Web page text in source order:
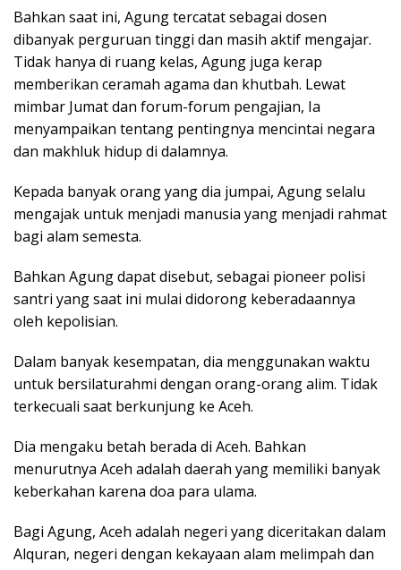
Bahkan saat ini, Agung tercatat sebagai dosen
dibanyak perguruan tinggi dan masih aktif mengajar.
Tidak hanya di ruang kelas, Agung juga kerap
memberikan ceramah agama dan khutbah. Lewat
mimbar Jumat dan forum-forum pengajian, Ia
menyampaikan tentang pentingnya mencintai negara
dan makhluk hidup di dalamnya.
Kepada banyak orang yang dia jumpai, Agung selalu
mengajak untuk menjadi manusia yang menjadi rahmat
bagi alam semesta.
Bahkan Agung dapat disebut, sebagai pioneer polisi
santri yang saat ini mulai didorong keberadaannya
oleh kepolisian.
Dalam banyak kesempatan, dia menggunakan waktu
untuk bersilaturahmi dengan orang-orang alim. Tidak
terkecuali saat berkunjung ke Aceh.
Dia mengaku betah berada di Aceh. Bahkan
menurutnya Aceh adalah daerah yang memiliki banyak
keberkahan karena doa para ulama.
Bagi Agung, Aceh adalah negeri yang diceritakan dalam
Alquran, negeri dengan kekayaan alam melimpah dan